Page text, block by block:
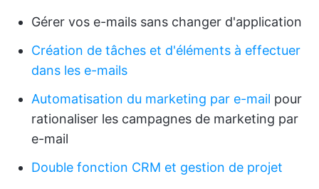
Gérer vos e-mails sans changer d'application
Création de tâches et d'éléments à effectuer
dans les e-mails
Automatisation du marketing par e-mail pour
rationaliser les campagnes de marketing par
e-mail
Double fonction CRM et gestion de projet